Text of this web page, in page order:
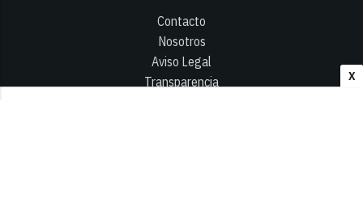
X
Contacto
Nosotros
Aviso Legal
Transparencia